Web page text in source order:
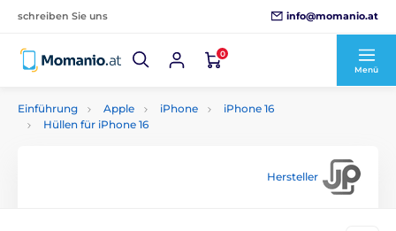
schreiben Sie uns info@momanio.at
0
Menü
Einführung Apple iPhone
iPhone 16
Hüllen für iPhone 16
Hersteller